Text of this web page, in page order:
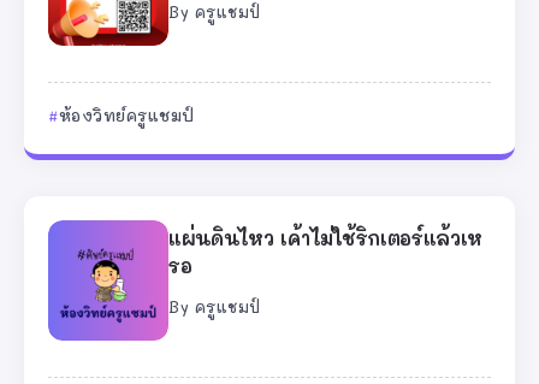
By ครูแชมป์
ห้องวิทย์ครูแชมป์
แผ่นดินไหว เค้าไม่ใช้ริกเตอร์แล้วเห
รอ
By ครูแชมป์